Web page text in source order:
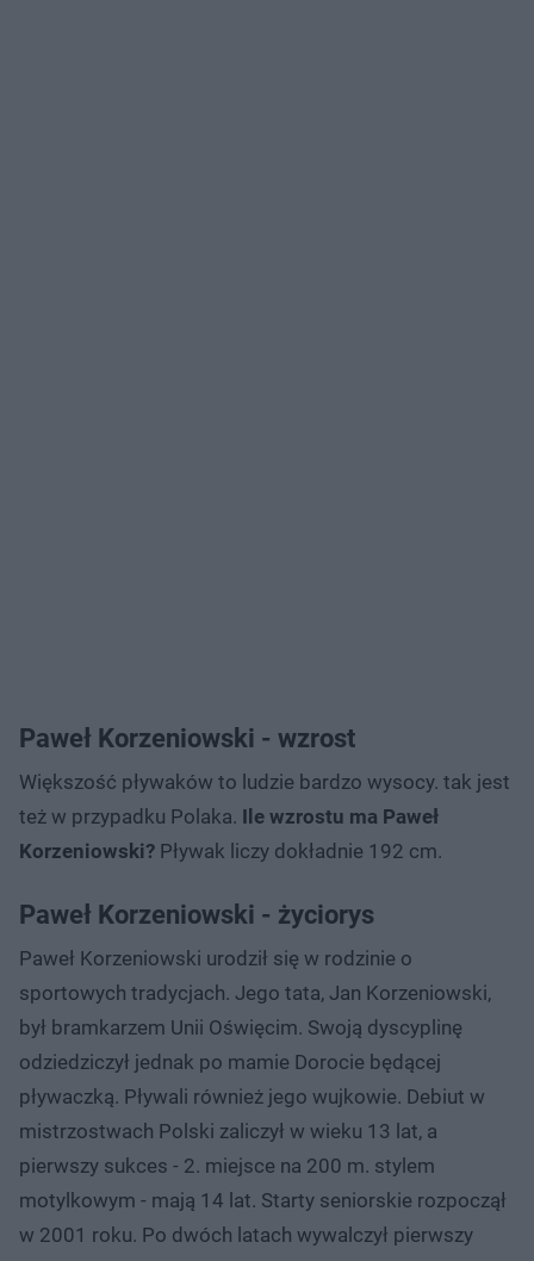
Paweł Korzeniowski - wzrost
Większość pływaków to ludzie bardzo wysocy. tak jest
też w przypadku Polaka. Ile wzrostu ma Paweł
Korzeniowski? Pływak liczy dokładnie 192 cm.
Paweł Korzeniowski - życiorys
Paweł Korzeniowski urodził się w rodzinie o
sportowych tradycjach. Jego tata, Jan Korzeniowski,
był bramkarzem Unii Oświęcim. Swoją dyscyplinę
odziedziczył jednak po mamie Dorocie będącej
pływaczką. Pływali również jego wujkowie. Debiut w
mistrzostwach Polski zaliczył w wieku 13 lat, a
pierwszy sukces - 2. miejsce na 200 m. stylem
motylkowym - mają 14 lat. Starty seniorskie rozpoczął
w 2001 roku. Po dwóch latach wywalczył pierwszy